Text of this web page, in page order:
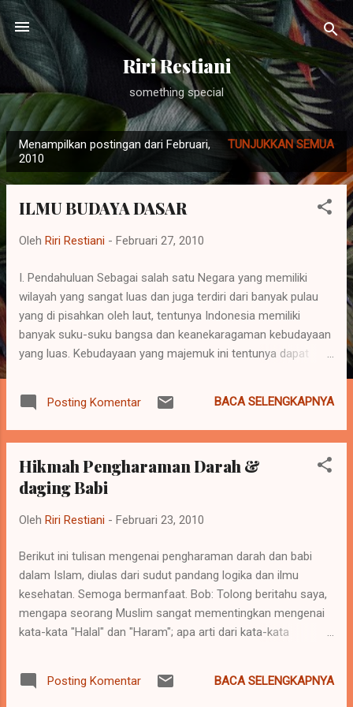
Langsung ke konten utama
Riri Restiani
something special
o
Menampilkan postingan dari Februari,
2010
TUNJUKKAN SEMUA
ILMU BUDAYA DASAR
Oleh Riri Restiani - Februari 27, 2010
I. Pendahuluan Sebagai salah satu Negara yang memiliki
wilayah yang sangat luas dan juga terdiri dari banyak pulau
yang di pisahkan oleh laut, tentunya Indonesia memiliki
banyak suku-suku bangsa dan keanekaragaman kebudayaan
yang luas. Kebudayaan yang majemuk ini tentunya dapat
kebudayaan sebagai kita salah satu kekayaan dan aset yang
dimiliki oleh bangsa kita. Tapi keanekaragaman budaya juga
persatuan dan kesatuan Negara Indonesia. Karena bahasa,
adat, warna kulit, dan budaya yang berbeda dapat menjadi
suku yang berbeda pada umumnya memiliki pandangan hidup
keanekaragaman kebudayaan ini dapat menjadi suatu yang
bermanfaat dan dapat menjadi menunjang persatuan dan
kesatuan bangsa kita, bukan sebaliknya. Tentunya
masyarakat yang b...
Posting Komentar BACA SELENGKAPNYA
Hikmah Pengharaman Darah &
daging Babi
Oleh Riri Restiani - Februari 23, 2010
Berikut ini tulisan mengenai pengharaman darah dan babi
dalam Islam, diulas dari sudut pandang logika dan ilmu
kesehatan. Semoga bermanfaat. Bob: Tolong beritahu saya,
mengapa seorang Muslim sangat mementingkan mengenai
kata-kata "Halal" dan "Haram"; apa arti dari kata-kata
sebagai Halal, dan apa-apa yang tak diperbolehkan
diistilahkan sebagai Haram, dan Al-Qur'an lah yang
Posting Komentar BACA SELENGKAPNYA